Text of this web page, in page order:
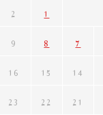
1
2
7
8
9
14
15
16
21
22
23